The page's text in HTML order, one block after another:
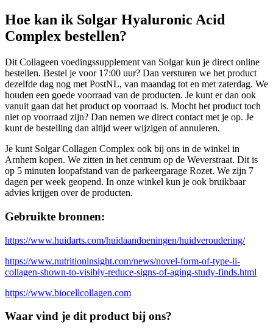
Hoe kan ik Solgar Hyaluronic Acid
Complex bestellen?
Dit Collageen voedingssupplement van Solgar kun je direct online
bestellen. Bestel je voor 17:00 uur? Dan versturen we het product
dezelfde dag nog met PostNL, van maandag tot en met zaterdag. We
houden een goede voorraad van de producten. Je kunt er dan ook
vanuit gaan dat het product op voorraad is. Mocht het product toch
niet op voorraad zijn? Dan nemen we direct contact met je op. Je
kunt de bestelling dan altijd weer wijzigen of annuleren.
Je kunt Solgar Collagen Complex ook bij ons in de winkel in
Arnhem kopen. We zitten in het centrum op de Weverstraat. Dit is
op 5 minuten loopafstand van de parkeergarage Rozet. We zijn 7
dagen per week geopend. In onze winkel kun je ook bruikbaar
advies krijgen over de producten.
Gebruikte bronnen:
https://www.huidarts.com/huidaandoeningen/huidveroudering/
https://www.nutritioninsight.com/news/novel-form-of-type-ii-
collagen-shown-to-visibly-reduce-signs-of-aging-study-finds.html
https://www.biocellcollagen.com
Waar vind je dit product bij ons?